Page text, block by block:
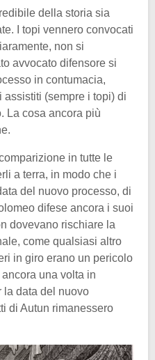
della storia sia
I topi vennero convocati
non si
avvocato difensore si
in contumacia,
(sempre i topi) di
La cosa ancora più
in tutte le
a terra, in modo che i
del nuovo processo, di
difese ancora i suoi
dovevano rischiare la
come qualsiasi altro
in giro erano un pericolo
una volta in
la data del nuovo
di Autun rimanessero